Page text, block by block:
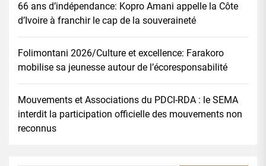
66 ans d’indépendance: Kopro Amani appelle la Côte
d’Ivoire à franchir le cap de la souveraineté
Folimontani 2026/Culture et excellence: Farakoro
mobilise sa jeunesse autour de l’écoresponsabilité
Mouvements et Associations du PDCI-RDA : le SEMA
interdit la participation officielle des mouvements non
reconnus